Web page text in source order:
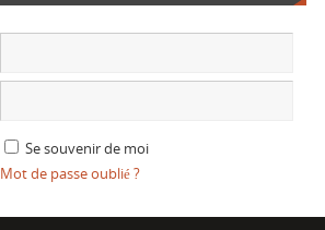
Se souvenir de moi
Mot de passe oublié ?